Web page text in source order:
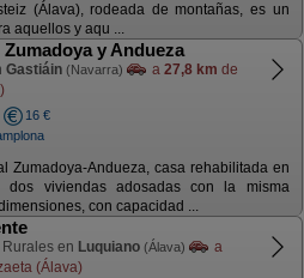
(Álava), rodeada de montañas, es un
aquellos y aqu ...
y Andueza
Gastiáin (Navarra) a 27,8 km de
16 €
Zumadoya-Andueza, casa rehabilitada en
viviendas adosadas con la misma
con capacidad ...
en Luquiano (Álava)
a
(Álava)